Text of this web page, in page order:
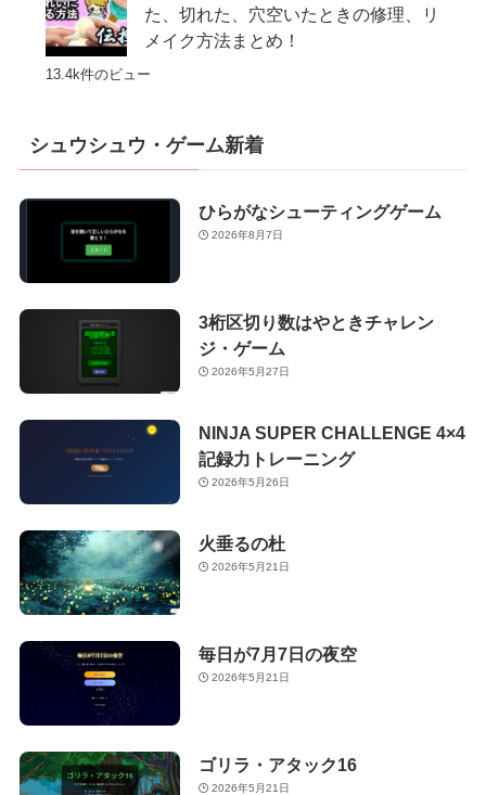
た、切れた、穴空いたときの修理、リ
メイク方法まとめ！
13.4k件のビュー
シュウシュウ・ゲーム新着
ひらがなシューティングゲーム
2026年8月7日
3桁区切り数はやときチャレン
ジ・ゲーム
2026年5月27日
NINJA SUPER CHALLENGE 4×4
記録力トレーニング
2026年5月26日
火垂るの杜
2026年5月21日
毎日が7月7日の夜空
2026年5月21日
ゴリラ・アタック16
2026年5月21日